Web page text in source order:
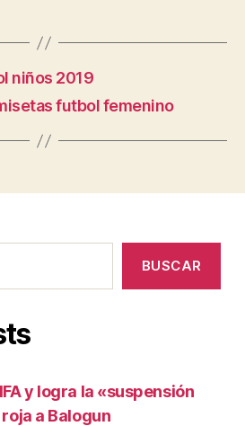
niños 2019
futbol femenino
BUSCAR
y logra la «suspensión
a Balogun